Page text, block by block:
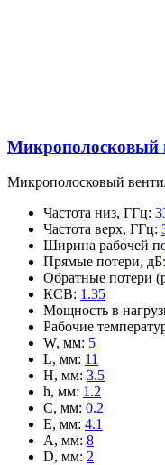
Микрополосковый
Микрополосковый
Частота низ, ГГц:
Частота верх, ГГц:
Ширина рабочей
Прямые потери, дБ:
Обратные потери
КСВ: 1.35
Мощность в
Рабочие
W, мм: 5
L, мм: 11
H, мм: 3.5
h, мм: 1.2
C, мм: 0.2
E, мм: 4.1
A, мм: 8
D, мм: 2